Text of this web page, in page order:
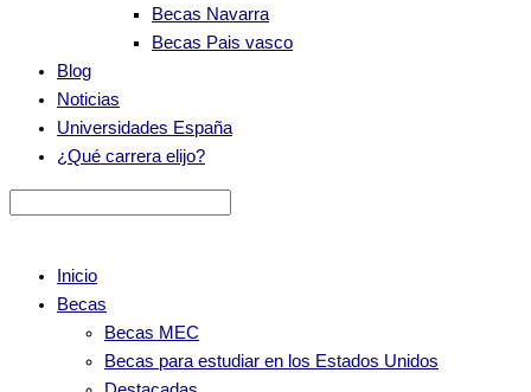
Becas Navarra
Becas Pais vasco
Blog
Noticias
Universidades España
¿Qué carrera elijo?
Inicio
Becas
Becas MEC
Becas para estudiar en los Estados Unidos